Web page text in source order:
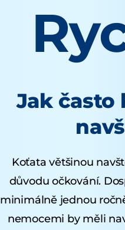
Jak často
Koťata většinou
důvodu očkování.
minimálně jednou
nemocemi by měli